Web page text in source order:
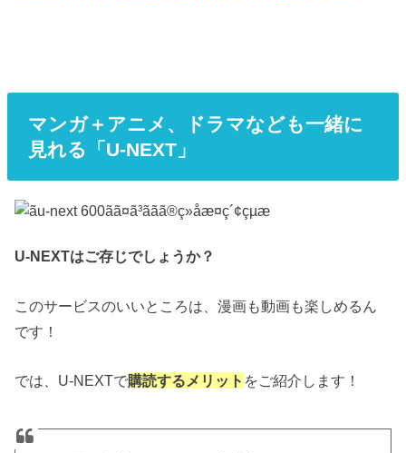
マンガ＋アニメ、ドラマなども一緒に
見れる「U-NEXT」
U-NEXTはご存じでしょうか？
このサービスのいいところは、漫画も動画も楽しめるん
です！
では、U-NEXTで購読するメリット をご紹介します！